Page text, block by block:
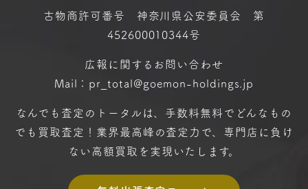
古物商許可番号 神奈川県公安委員会 第
452600010344号
広報に関するお問い合わせ
Mail：pr_total@goemon-holdings.jp
なんでも査定のトータルは、手数料無料で どんなもの
でも買取査定！ 業界最高峰の査定力で、専門店に 負け
ない高額買取を実現いたします。